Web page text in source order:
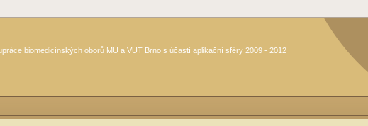
biomedicínských oborů MU a VUT Brno s účastí aplikační sféry 2009 - 2012